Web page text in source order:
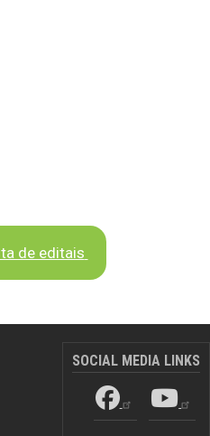
de editais
SOCIAL MEDIA LINKS